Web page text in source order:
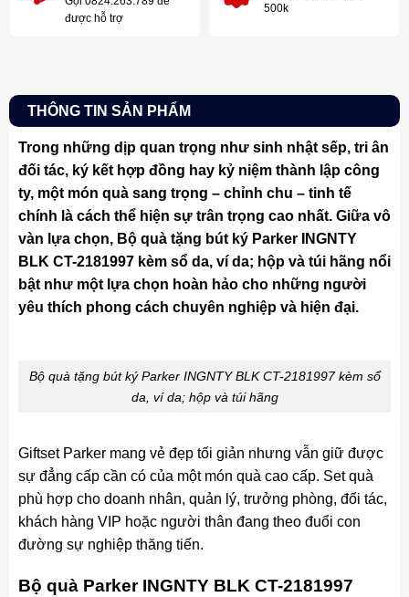
được hỗ trợ
500k
THÔNG TIN SẢN PHẨM
Trong những dịp quan trọng như sinh nhật sếp, tri ân
đối tác, ký kết hợp đồng hay kỷ niệm thành lập công
ty, một món quà sang trọng – chỉnh chu – tinh tế
chính là cách thể hiện sự trân trọng cao nhất. Giữa vô
vàn lựa chọn, Bộ quà tặng bút ký Parker INGNTY
BLK CT-2181997 kèm sổ da, ví da; hộp và túi hãng nổi
bật như một lựa chọn hoàn hảo cho những người
yêu thích phong cách chuyên nghiệp và hiện đại.
Bộ quà tặng bút ký Parker INGNTY BLK CT-2181997 kèm sổ
da, ví da; hộp và túi hãng
Giftset Parker mang vẻ đẹp tối giản nhưng vẫn giữ được
sự đẳng cấp cần có của một món quà cao cấp. Set quà
phù hợp cho doanh nhân, quản lý, trưởng phòng, đối tác,
khách hàng VIP hoặc người thân đang theo đuổi con
đường sự nghiệp thăng tiến.
Bộ quà Parker INGNTY BLK CT-2181997